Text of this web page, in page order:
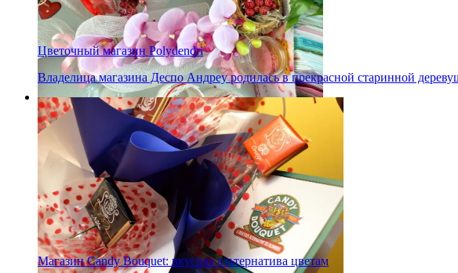
Цветочный магазин Polydendri
Владелица магазина Деспо Андреу родилась в прекрасной старинной
Магазин Candy Bouquet: вкусная альтернатива цветам